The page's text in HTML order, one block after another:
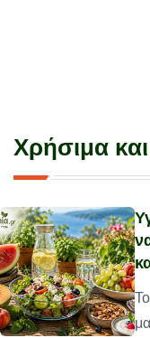
Χρήσιμα